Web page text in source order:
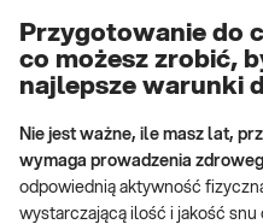
Przygotowanie do
co możesz zrobić,
najlepsze warunki
Nie jest ważne, ile masz lat,
wymaga prowadzenia
odpowiednią aktywność
wystarczającą ilość i jakość